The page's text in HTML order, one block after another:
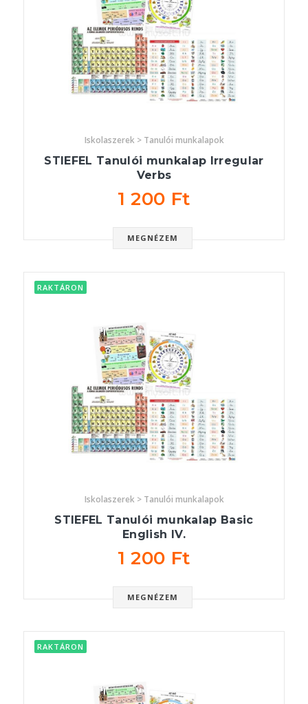
Iskolaszerek > Tanulói munkalapok
STIEFEL Tanulói munkalap Irregular
Verbs
1 200 Ft
MEGNÉZEM
RAKTÁRON
Iskolaszerek > Tanulói munkalapok
STIEFEL Tanulói munkalap Basic
English IV.
1 200 Ft
MEGNÉZEM
RAKTÁRON